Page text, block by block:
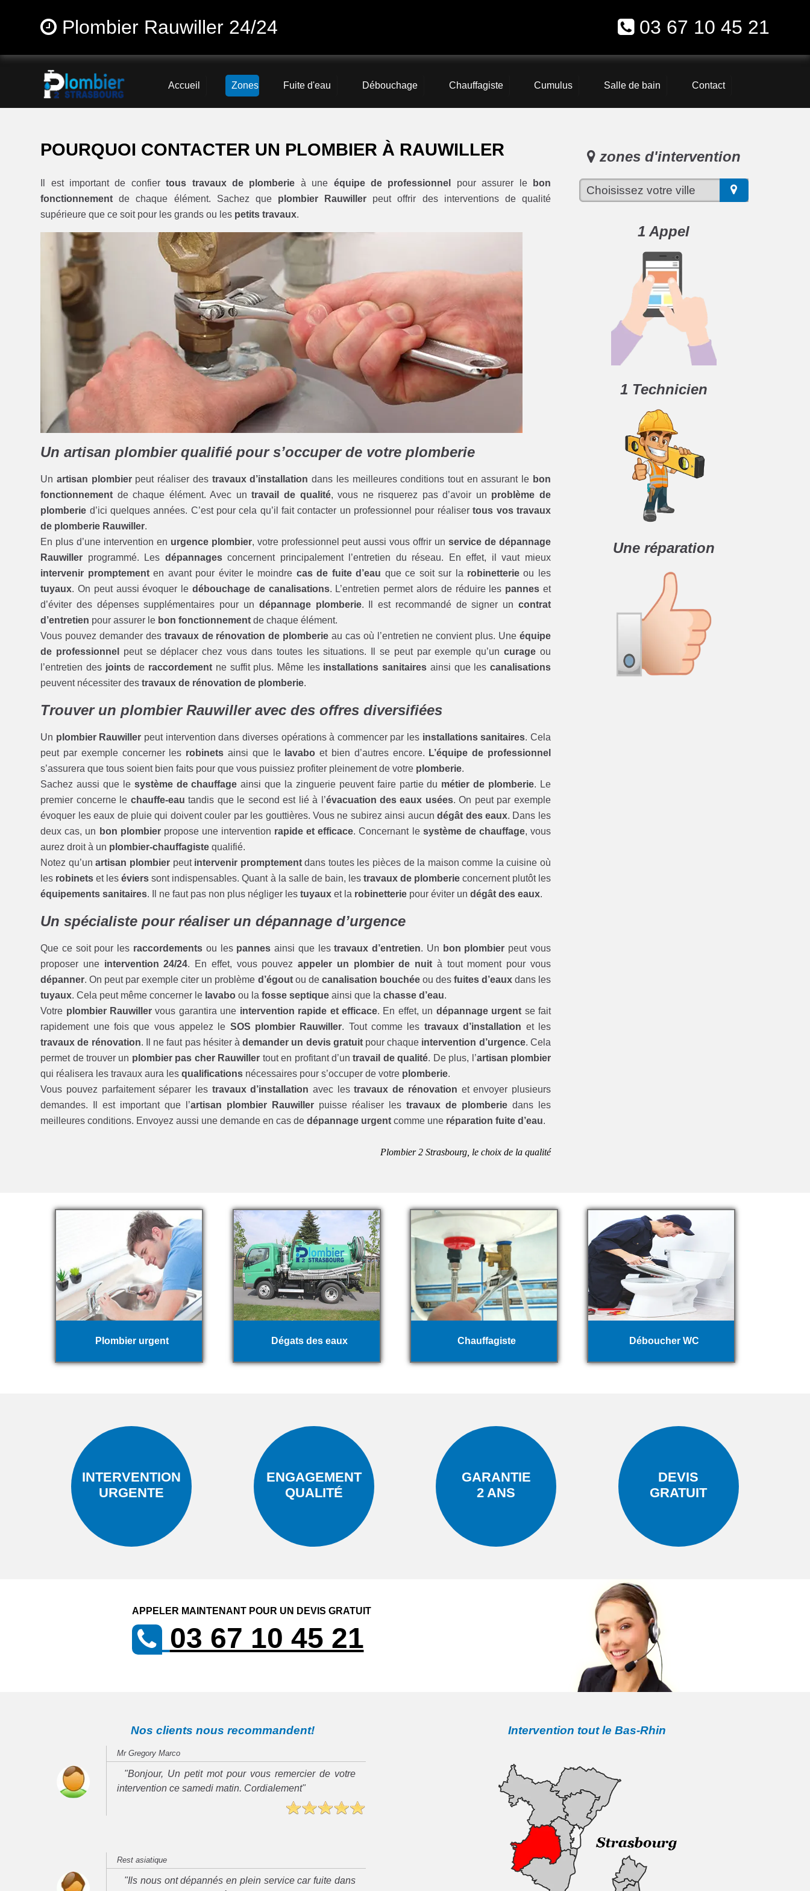
Plombier Rauwiller 24/24 03 67 10 45 21
Accueil Zones Fuite d'eau Débouchage Chauffagiste Cumulus Salle de bain Contact
POURQUOI CONTACTER UN PLOMBIER À RAUWILLER
Il est important de confiertous travaux de plomberie à une équipe de professionnel pour assurer le
bon
fonctionnement de chaque élément. Sachez que plombier Rauwiller peut offrir des interventions de qualité
supérieure que ce soit pour les grands ou les petits travaux.
Un artisan plombier qualifié pour s’occuper de votre plomberie
Un artisan plombierpeut réaliser des travaux d’installation dans les meilleures conditions tout en assurant le bon
fonctionnement de chaque élément. Avec untravail de qualité, vous ne risquerez pas d’avoir un problème de
plomberie d’ici quelques années. C’est pour cela qu’il fait contacter un professionnel pour réalisertous vos travaux
de plomberie Rauwiller.
En plus d’une intervention en urgence plombier, votre professionnel peut aussi vous offrir unservice de dépannage
Rauwiller programmé. Les dépannagesconcernent principalement l’entretien du réseau. En effet, il vaut mieux
intervenir promptementen avant pour éviter le moindre cas de fuite d’eau que ce soit sur la robinetterie ou les
tuyaux. On peut aussi évoquer le débouchage de canalisations. L’entretien permet alors de réduire les pannes et
d’éviter des dépenses supplémentaires pour un dépannage plomberie. Il est recommandé de signer un contrat
d’entretien pour assurer le bon fonctionnement de chaque élément.
Vous pouvez demander des travaux de rénovation de plomberie au cas où l’entretien ne convient plus. Une équipe
de professionnel
peut se déplacer chez vous dans toutes les situations. Il se peut par exemple qu’uncurage ou
l’entretien des jointsde raccordement ne suffit plus. Même les installations sanitaires ainsi que les canalisations
peuvent nécessiter destravaux de rénovation de plomberie.
Trouver un plombier Rauwiller avec des offres diversifiées
Un plombier Rauwiller peut intervention dans diverses opérations à commencer par les installations sanitaires. Cela
peut par exemple concerner les robinets ainsi que le lavabo et bien d’autres encore. L’équipe de professionnel
s’assurera que tous soient bien faits pour que vous puissiez profiter pleinement de votre plomberie.
Sachez aussi que le système de chauffage ainsi que la zinguerie peuvent faire partie du métier de plomberie. Le
premier concerne le chauffe-eau tandis que le second est lié à l’évacuation des eaux usées. On peut par exemple
évoquer les eaux de pluie qui doivent couler par les gouttières. Vous ne subirez ainsi aucundégât des eaux. Dans les
deux cas, un bon plombierpropose une intervention rapide et efficace. Concernant le système de chauffage, vous
aurez droit à un plombier-chauffagiste qualifié.
Notez qu’unartisan plombierpeut intervenir promptementdans toutes les pièces de la maison comme la cuisine où
les robinets et leséviers sont indispensables. Quant à la salle de bain, les travaux de plomberieconcernent plutôt les
équipements sanitaires. Il ne faut pas non plus négliger lestuyaux et la robinetterie pour éviter undégât des eaux.
Un spécialiste pour réaliser un dépannage d’urgence
Que ce soit pour les raccordements ou les pannes ainsi que lestravaux d’entretien. Un bon plombier peut vous
proposer une intervention 24/24. En effet, vous pouvezappeler un plombier de nuit à tout moment pour vous
dépanner. On peut par exemple citer un problème d’égoutou de canalisation bouchéeou des fuites d’eauxdans les
tuyaux. Cela peut même concerner le lavabo ou lafosse septique ainsi que lachasse d’eau.
Votre plombier Rauwiller vous garantira une intervention rapide et efficace. En effet, un dépannage urgent se fait
rapidement une fois que vous appelez le SOS plombier Rauwiller. Tout comme les travaux d’installation et les
travaux de rénovation. Il ne faut pas hésiter àdemander un devis gratuitpour chaque intervention d’urgence. Cela
permet de trouver un plombier pas cher Rauwiller tout en profitant d’untravail de qualité. De plus, l’artisan plombier
qui réalisera les travaux aura lesqualifications nécessaires pour s’occuper de votre plomberie.
Vous pouvez parfaitement séparer les travaux d’installation avec lestravaux de rénovation et envoyer plusieurs
demandes. Il est important que l’artisan plombier Rauwiller puisse réaliser les travaux de plomberiedans les
meilleures conditions. Envoyez aussi une demande en cas dedépannage urgent comme une réparation fuite d’eau.
Plombier 2 Strasbourg, le choix de la qualité
zones d'intervention
1 Appel
1 Technicien
Une réparation
Plombier urgent Dégats des eaux Chauffagiste Déboucher WC
INTERVENTION
URGENTE
ENGAGEMENT
QUALITÉ
GARANTIE
2 ANS
DEVIS
GRATUIT
APPELER MAINTENANT POUR UN DEVIS GRATUIT
03 67 10 45 21
Nos clients nous recommandent!
Mr Gregory Marco
"Bonjour, Un petit mot pour vous remercier de votre
intervention ce samedi matin. Cordialement"
Rest asiatique
"Ils nous ont dépannés en plein service car fuite dans
Intervention tout le Bas-Rhin